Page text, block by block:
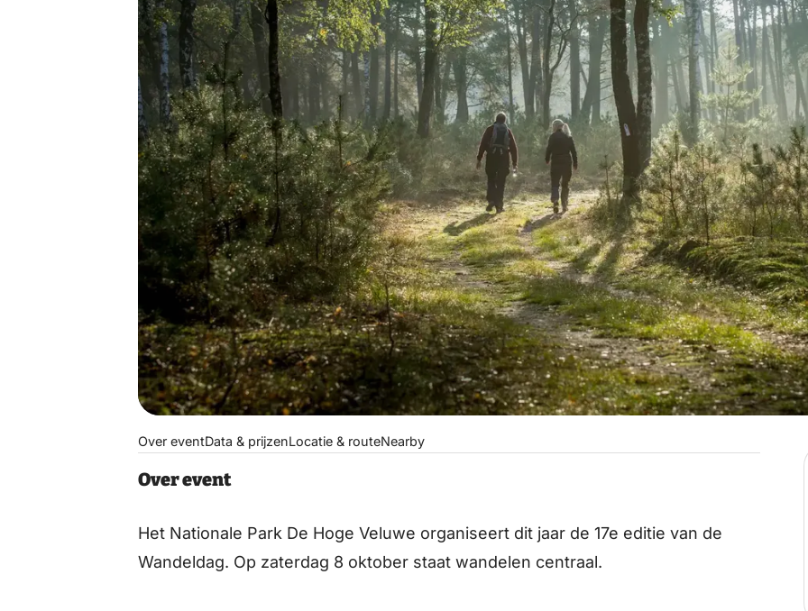
Over eventData & prijzenLocatie & routeNearby
Over event
Het Nationale Park De Hoge Veluwe organiseert dit jaar de 17e editie van de
Wandeldag. Op zaterdag 8 oktober staat wandelen centraal.